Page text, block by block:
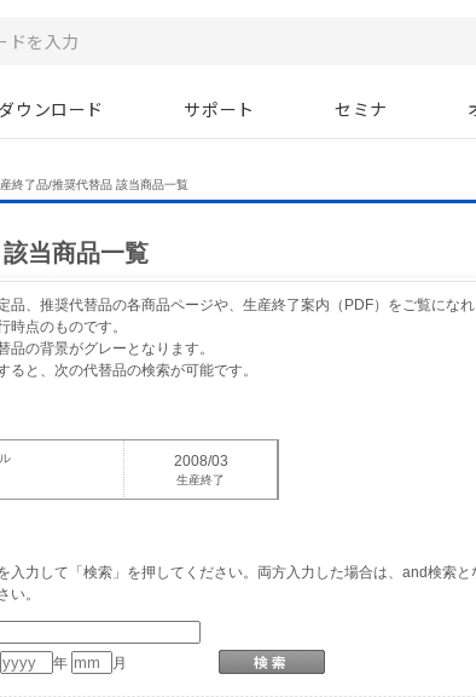
ダウンロード サポート セミナ
終了品/推奨代替品 該当商品一覧
当商品一覧
、推奨代替品の各商品ページや、生産終了案内（PDF）をご覧になれ
点のものです。
の背景がグレーとなります。
ると、次の代替品の検索が可能です。
2008/03
生産終了
力して「検索」を押してください。両方入力した場合は、and検索と
い。
年 月